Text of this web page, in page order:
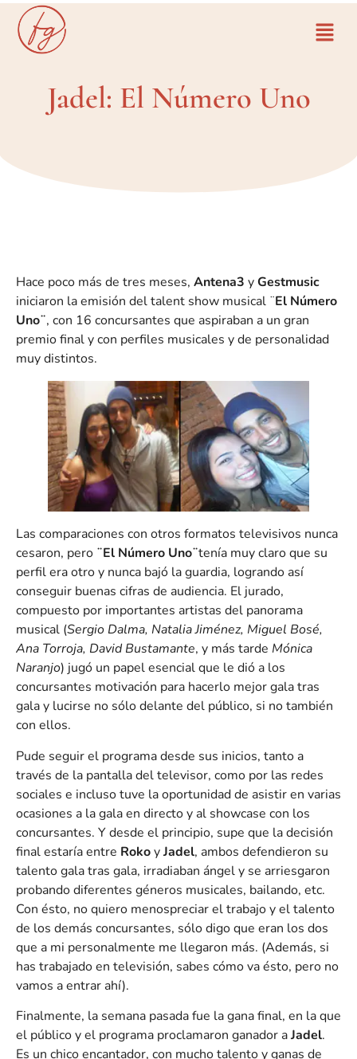
Jadel: El Número Uno
Hace poco más de tres meses, Antena3 yGestmusic
iniciaron la emisión del talent show musical ¨El Número
Uno¨, con 16 concursantes que aspiraban a un gran
premio final y con perfiles musicales y de personalidad
muy distintos.
Las comparaciones con otros formatos televisivos nunca
cesaron, pero ¨El Número Uno¨tenía muy claro que su
perfil era otro y nunca bajó la guardia, logrando así
conseguir buenas cifras de audiencia. El jurado,
compuesto por importantes artistas del panorama
musical (Sergio Dalma, Natalia Jiménez, Miguel Bosé,
Ana Torroja, David Bustamante, y más tarde Mónica
Naranjo) jugó un papel esencial que le dió a los
concursantes motivación para hacerlo mejor gala tras
gala y lucirse no sólo delante del público, si no también
con ellos.
Pude seguir el programa desde sus inicios, tanto a
través de la pantalla del televisor, como por las redes
sociales e incluso tuve la oportunidad de asistir en varias
ocasiones a la gala en directo y al showcase con los
concursantes. Y desde el principio, supe que la decisión
final estaría entre RokoyJadel, ambos defendieron su
talento gala tras gala, irradiaban ángel y se arriesgaron
probando diferentes géneros musicales, bailando, etc.
Con ésto, no quiero menospreciar el trabajo y el talento
de los demás concursantes, sólo digo que eran los dos
que a mi personalmente me llegaron más. (Además, si
has trabajado en televisión, sabes cómo va ésto, pero no
vamos a entrar ahí).
Finalmente, la semana pasada fue la gana final, en la que
el público y el programa proclamaron ganador aJadel.
Es un chico encantador, con mucho talento y ganas de